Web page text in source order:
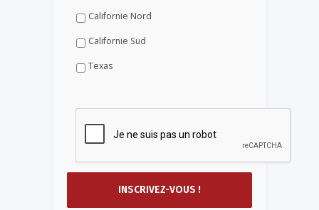
Californie Nord
Californie Sud
Texas